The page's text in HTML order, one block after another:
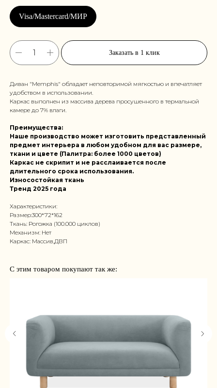
Заказать в 1 клик
Диван "Memphis" обладает неповторимой мягкостью и впечатляет
удобством в использовании.
Каркас выполнен из массива дерева просушенного в термальной
камере до 7% влаги.
Преимущества:
Наше производство может изготовить представленный
предмет интерьера в любом удобном для вас размере,
ткани и цвете (Палитра: более 1000 цветов)
Каркас не скрипит и не расслаивается после
длительного срока использования.
Износостойкая ткань
Тренд 2025 года
Характеристики:
Размер:300*72*162
Ткань: Рогожка (100.000 циклов)
Механизм: Нет
Каркас: Массив,ДВП
С этим товаром покупают так же: